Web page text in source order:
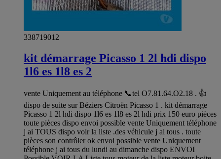
338719012
kit démarrage Picasso 1 2l hdi dispo
1l6 es 1l8 es 2
vente Uniquement au téléphone 📞tel O7.81.64.O2.18 . 👍
dispo de suite sur Béziers Citroën Picasso 1 . kit démarrage
Picasso 1 2l hdi dispo 1l6 es 1l8 es 2l hdi prix 150 euro pièces
toute pièces dispo envoi possible vente Uniquement téléphone
j ai TOUS dispo voir la liste .des véhicule j ai tous . toute
pièces son contrôler ok envoi possible vente Uniquement
téléphone j ai tous du lundi au dimanche dispo ENVOI